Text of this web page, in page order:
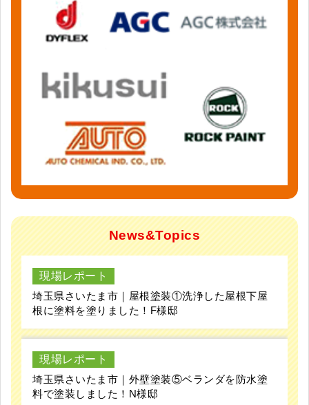
News&Topics
現場レポート
埼玉県さいたま市｜屋根塗装①洗浄した屋根下屋
根に塗料を塗りました！F様邸
現場レポート
埼玉県さいたま市｜外壁塗装⑤ベランダを防水塗
料で塗装しました！N様邸